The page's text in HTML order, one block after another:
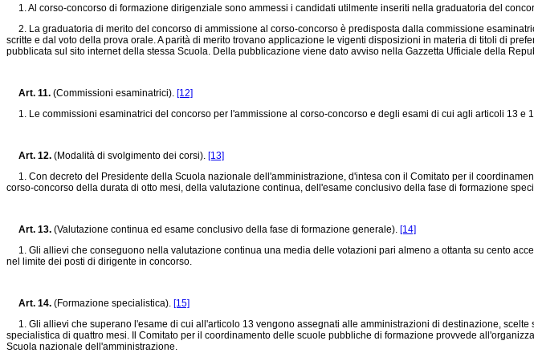
1. Al corso-concorso di formazione dirigenziale sono ammessi i candidati utilmente inseriti nella graduatoria del
2. La graduatoria di merito del concorso di ammissione al corso-concorso è predisposta dalla commissione
scritte e dal voto della prova orale. A parità di merito trovano applicazione le vigenti disposizioni in materia di titoli di
pubblicata sul sito internet della stessa Scuola. Della pubblicazione viene dato avviso nella Gazzetta Ufficiale della
Art. 11. (Commissioni esaminatrici). [12]
1. Le commissioni esaminatrici del concorso per l'ammissione al corso-concorso e degli esami di cui agli articoli 13 e
Art. 12. (Modalità di svolgimento dei corsi). [13]
1. Con decreto del Presidente della Scuola nazionale dell'amministrazione, d'intesa con il Comitato per il
corso-concorso della durata di otto mesi, della valutazione continua, dell'esame conclusivo della fase di formazione
Art. 13. (Valutazione continua ed esame conclusivo della fase di formazione generale). [14]
1. Gli allievi che conseguono nella valutazione continua una media delle votazioni pari almeno a ottanta su cento
nel limite dei posti di dirigente in concorso.
Art. 14. (Formazione specialistica). [15]
1. Gli allievi che superano l'esame di cui all'articolo 13 vengono assegnati alle amministrazioni di destinazione,
specialistica di quattro mesi. Il Comitato per il coordinamento delle scuole pubbliche di formazione provvede
Scuola nazionale dell'amministrazione.